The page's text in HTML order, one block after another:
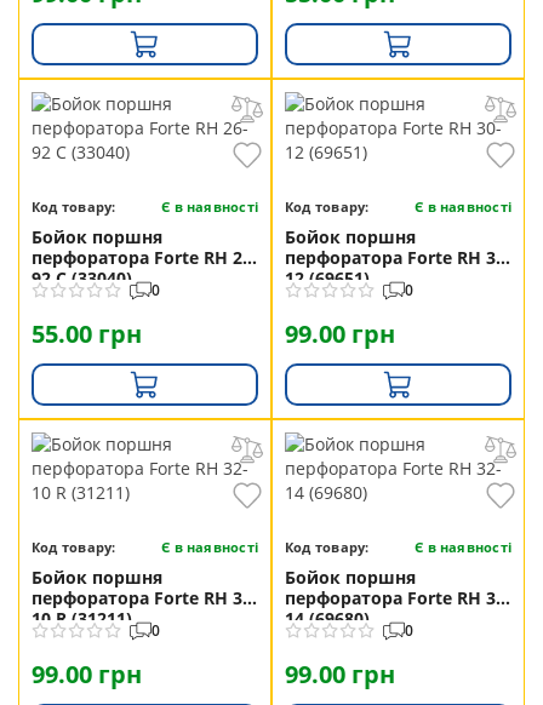
Код товару: Є в наявності
Бойок поршня
перфоратора Forte RH 26-
92 C (33040)
0
55.00 грн
Код товару: Є в наявності
Бойок поршня
перфоратора Forte RH 30-
12 (69651)
0
99.00 грн
Код товару: Є в наявності
Бойок поршня
перфоратора Forte RH 32-
10 R (31211)
0
99.00 грн
Код товару: Є в наявності
Бойок поршня
перфоратора Forte RH 32-
14 (69680)
0
99.00 грн